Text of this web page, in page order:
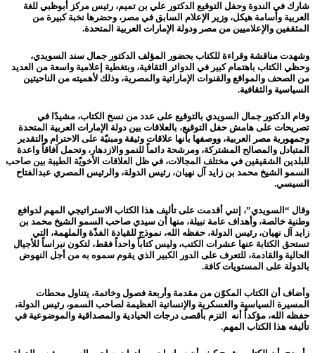
شارك في الندوة وحفل التوقيع الدكتور علي بن تميم، رئيس مركز أبوظبي للغة
العربية وأسامة هيكل، وزير الإعلام السابق في مصر، وحضرها نخبة كبيرة من
المثقفين والإعلاميين من مصر ودولة الإمارات العربية المتحدة.
وشهدت مناقشة وقراءة للكتاب بحضور المؤلف الدكتور جمال سند السويدي،
وحظي الكتاب باهتمام كبير في الدوائر الثقافية، وبتغطية إعلامية واسعة من العديد
من الصحف والمواقع والقنوات الإماراتية والمصرية، وذلك لأهميته من الناحيتين
السياسية والثقافية.
وقام الدكتور جمال السويدي بالتوقيع على عدد من نسخ الكتاب، مشيدًا في
تصريحات على هامش حفل التوقيع، بالعلاقات بين دولة الإمارات العربية المتحدة
وجمهورية مصر العربية، ووصفها بأنها علاقات وثيقة ومبنيّة على الاحترام والتقدير
المتبادل والمصالح المشتركة، ومرشحة دائماً للنمو والازدهار، وتحمل آفاقاً واعدة
للبلدين الشقيقين في مختلف المجالات، في ظل العلاقات الأخويّة الطيبة بين صاحب
السمو الشيخ محمد بن زايد آل نهيان، رئيس الدولة، والرئيس المصري عبدالفتاح
السيسي.
وقال “السويدي”، إنني أقدمت على تأليف هذا الكتاب الاستراتيجي المهم لدوافع
وطنية خالصة، وأهداف عامة نبيلة، منها أن سيدي صاحب السمو الشيخ محمد بن
زايد آل نهيان، رئيس الدولة، حفظه الله، نموذج للقيادة الفذّة والملهمة، التي
تستحق الكتابة عنها عشرات الكتب، وليس كتاباً واحداً فقط، لتكون نبراساً للأجيال
الحالية والقادمة، للتعرف على الدور الكبير الذي يقوم سموه به من أجل النهوض
بالدولة على المستويات كافة.
وأضاف أن الكتاب المكوّن من مقدمة وأربعة فصول وخاتمة، يتناول محطات
المسيرة السياسية والعسكرية والإنسانية العظيمة لصاحب السمو، رئيس الدولة،
حفظه الله، مؤكداً أنه التزم بأقصى درجات الحيادية والمصداقية والموضوعية في
تأليفه هذا الكتاب المهم.